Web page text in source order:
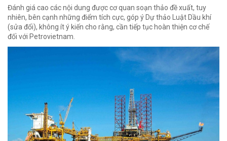
Đánh giá cao các nội dung được cơ quan soạn thảo đề xuất, tuy
nhiên, bên cạnh những điểm tích cực, góp ý Dự thảo Luật Dầu khí
(sửa đổi), không ít ý kiến cho rằng, cần tiếp tục hoàn thiện cơ chế
đối với Petrovietnam.